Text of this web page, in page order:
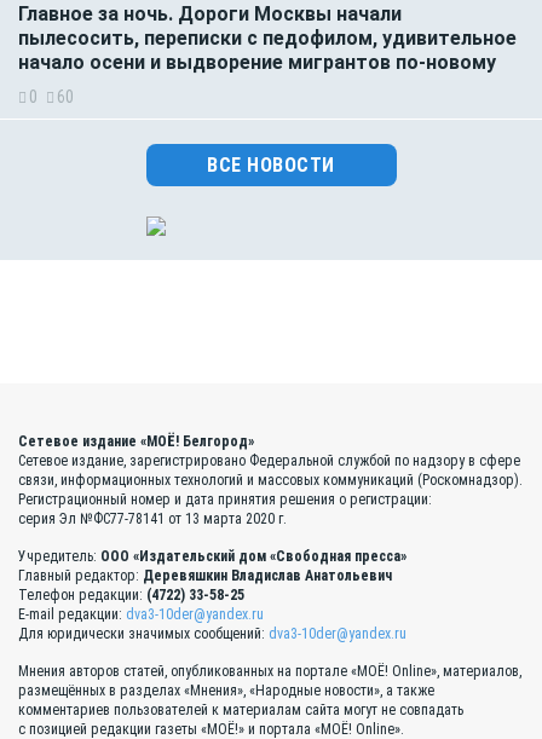
Главное за ночь. Дороги Москвы начали
пылесосить, переписки с педофилом, удивительное
начало осени и выдворение мигрантов по-новому
0 60
ВСЕ НОВОСТИ
Сетевое издание «МОЁ! Белгород»
Сетевое издание, зарегистрировано Федеральной службой по надзору в сфере
связи, информационных технологий и массовых коммуникаций (Роскомнадзор).
Регистрационный номер и дата принятия решения о регистрации:
серия Эл №ФС77-78141 от 13 марта 2020 г.
Учредитель: ООО «Издательский дом «Свободная пресса»
Главный редактор: Деревяшкин Владислав Анатольевич
Телефон редакции: (4722) 33-58-25
E-mail редакции: dva3-10der@yandex.ru
Для юридически значимых сообщений: dva3-10der@yandex.ru
Мнения авторов статей, опубликованных на портале «МОЁ! Online», материалов,
размещённых в разделах «Мнения», «Народные новости», а также
комментариев пользователей к материалам сайта могут не совпадать
с позицией редакции газеты «МОЁ!» и портала «МОЁ! Online».